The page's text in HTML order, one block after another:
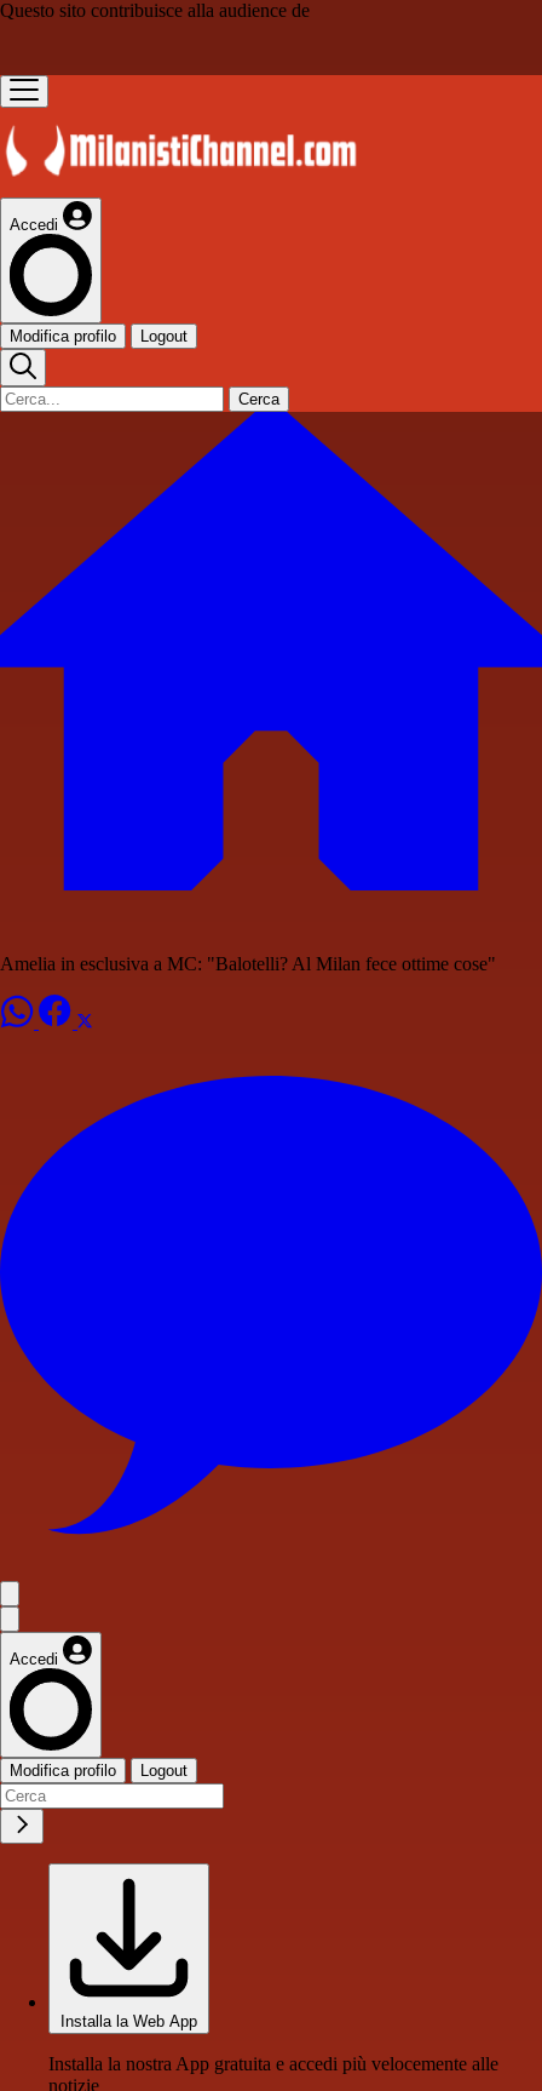
Questo sito contribuisce alla audience de
Accedi
Modifica profilo Logout
Cerca
Amelia in esclusiva a MC: "Balotelli? Al Milan fece ottime cose"
Accedi
Modifica profilo Logout
Installa la Web App
Installa la nostra App gratuita e accedi più velocemente alle
notizie